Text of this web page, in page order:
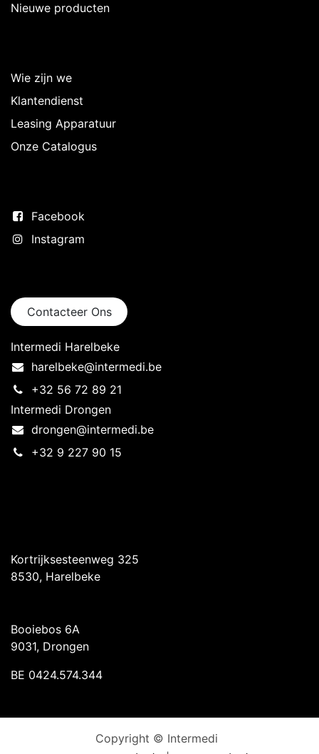
Nieuwe producten
Wie zijn we
Klantendienst
Leasing Apparatuur
Onze Catalogus
Facebook
Instagram
Contacteer Ons
Intermedi Harelbeke
harelbeke@intermedi.be
+32 56 72 89 21
Intermedi Drongen
drongen@intermedi.be
+32 9 227 90 15
Kortrijksesteenweg 325
8530, Harelbeke
Booiebos 6A
9031, Drongen
BE 0424.574.344
Copyright © Intermedi